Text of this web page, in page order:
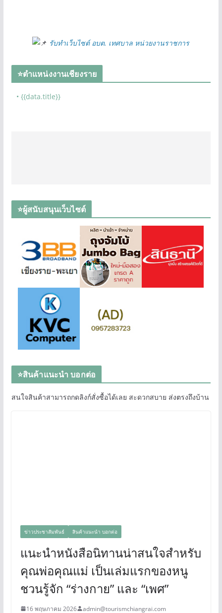
รับทำเว็บไซต์ อบต. เทศบาล หน่วยงานราชการ
⭐ตำแหน่งงานเชียงราย
• {{data.title}}
⭐ผู้สนับสนุนเว็บไซต์
⭐สินค้าแนะนำ บอกต่อ
สนใจสินค้าสามารถกดลิงก์สั่งซื้อได้เลย สะดวกสบาย ส่งตรงถึงบ้าน
ข่าวประชาสัมพันธ์ สินค้าแนะนำ บอกต่อ
แนะนำหนังสือนิทานน่าสนใจสำหรับ
คุณพ่อคุณแม่ เป็นเล่มแรกของหนู
ชวนรู้จัก “ร่างกาย” และ “เพศ”
16 พฤษภาคม 2026 admin@tourismchiangrai.com